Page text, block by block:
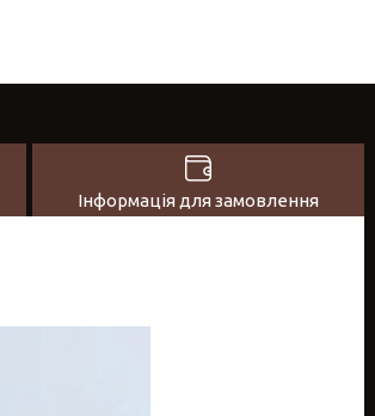
Інформація для замовлення